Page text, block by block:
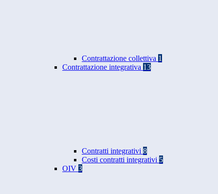
Contrattazione collettiva 1
Contrattazione integrativa 13
Contratti integrativi 8
Costi contratti integrativi 5
OIV 3